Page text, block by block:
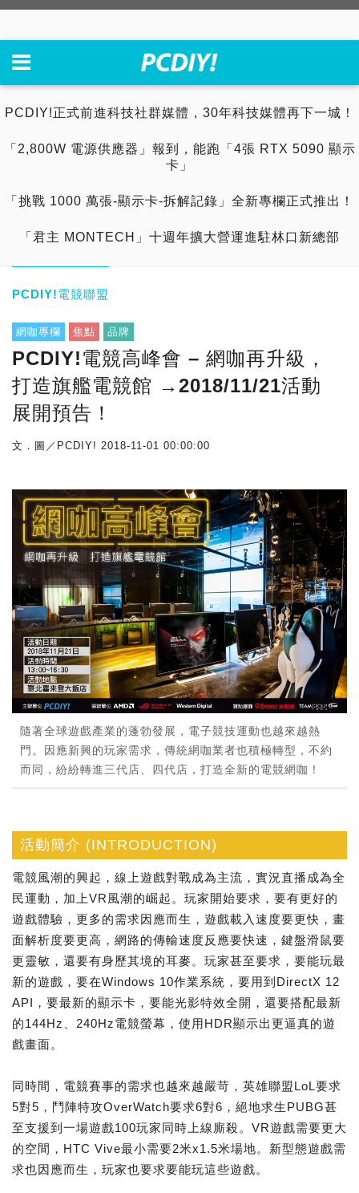
PCDIY!正式前進科技社群媒體，30年科技媒體再下一城！
「2,800W 電源供應器」報到，能跑「4張 RTX 5090 顯示
卡」
「挑戰 1000 萬張-顯示卡-拆解記錄」全新專欄正式推出！
「君主 MONTECH」十週年擴大營運進駐林口新總部
PCDIY!電競聯盟
網咖專欄 焦點 品牌
PCDIY!電競高峰會 – 網咖再升級，
打造旗艦電競館 →2018/11/21活動
展開預告！
文．圖／PCDIY! 2018-11-01 00:00:00
隨著全球遊戲產業的蓬勃發展，電子競技運動也越來越熱
門。因應新興的玩家需求，傳統網咖業者也積極轉型，不約
而同，紛紛轉進三代店、四代店，打造全新的電競網咖！
活動簡介 (INTRODUCTION)
電競風潮的興起，線上遊戲對戰成為主流，實況直播成為全
民運動，加上VR風潮的崛起。玩家開始要求，要有更好的
遊戲體驗，更多的需求因應而生，遊戲載入速度要更快，畫
面解析度要更高，網路的傳輸速度反應要快速，鍵盤滑鼠要
更靈敏，還要有身歷其境的耳麥。玩家甚至要求，要能玩最
新的遊戲，要在Windows 10作業系統，要用到DirectX 12
API，要最新的顯示卡，要能光影特效全開，還要搭配最新
的144Hz、240Hz電競螢幕，使用HDR顯示出更逼真的遊
戲畫面。
同時間，電競賽事的需求也越來越嚴苛，英雄聯盟LoL要求
5對5，鬥陣特攻OverWatch要求6對6，絕地求生PUBG甚
至支援到一場遊戲100玩家同時上線廝殺。VR遊戲需要更大
的空間，HTC Vive最小需要2米x1.5米場地。新型態遊戲需
求也因應而生，玩家也要求要能玩這些遊戲。